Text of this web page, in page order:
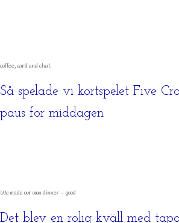
coffee, card and chat
Så spelade vi kortspelet Five
paus för middagen
We made our own dinner – good
Det blev en rolig kväll med